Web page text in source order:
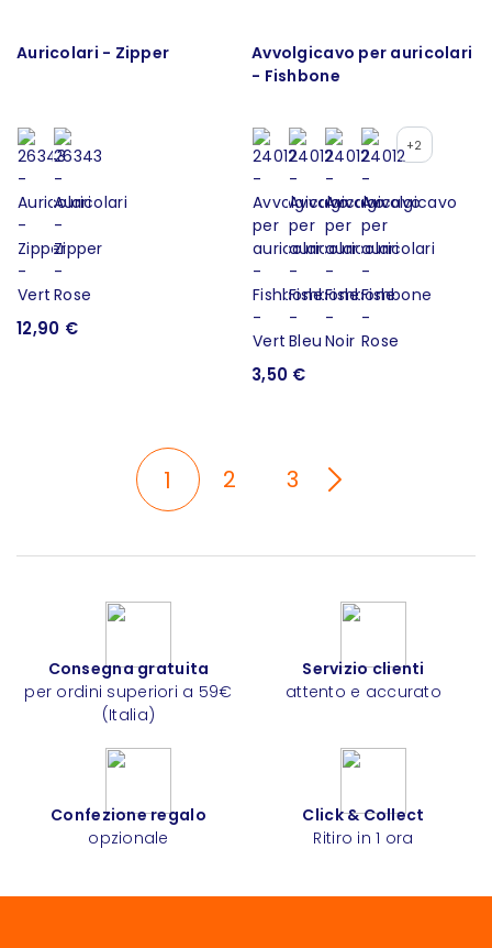
Auricolari - Zipper
12,90 €
Avvolgicavo per auricolari
- Fishbone
+2
3,50 €
1 2 3
Consegna gratuita
per ordini superiori a 59€
(Italia)
Servizio clienti
attento e accurato
Confezione regalo
opzionale
Click & Collect
Ritiro in 1 ora